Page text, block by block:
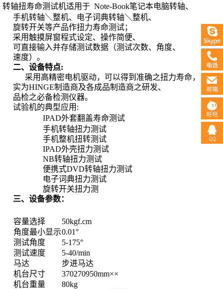
转轴扭寿命测试机适用于 Note-Book笔记本电脑转轴、
手机转轴＼整机、电子词典转轴＼整机、
旋转开关等产品作扭力寿命测试；
采用触摸屏窗程式设定、操作简便、
可直接输入并存储测试数据（测试次数、角度、
速度）。
二、设备特点:
采用高精密电机驱动，可以得到准确之扭力寿命，
实为HINGE制造商及各成品制造商之研发、
品检之必备检测仪器。
试验机的典型应用 :
IPAD外套翻盖寿命测试
手机转轴扭力测试
手机整机扭转测试
IPAD外壳扭力测试
NB转轴扭力测试
便携式DVD转轴扭力测试
电子词典扭力测试
旋转开关扭力测
三、设备参数：
容量选择
50kgf.cm
角度最小显示0.01°
测试角度
5-175°
测试速度
5-40/min
马达
步进马达
机台尺寸
370 ×
270 ×
950mm
机台重量
80kg